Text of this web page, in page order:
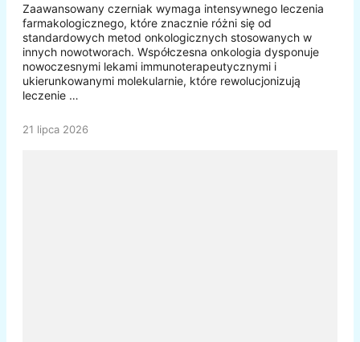
Zaawansowany czerniak wymaga intensywnego leczenia
farmakologicznego, które znacznie różni się od
standardowych metod onkologicznych stosowanych w
innych nowotworach. Współczesna onkologia dysponuje
nowoczesnymi lekami immunoterapeutycznymi i
ukierunkowanymi molekularnie, które rewolucjonizują
leczenie …
21 lipca 2026